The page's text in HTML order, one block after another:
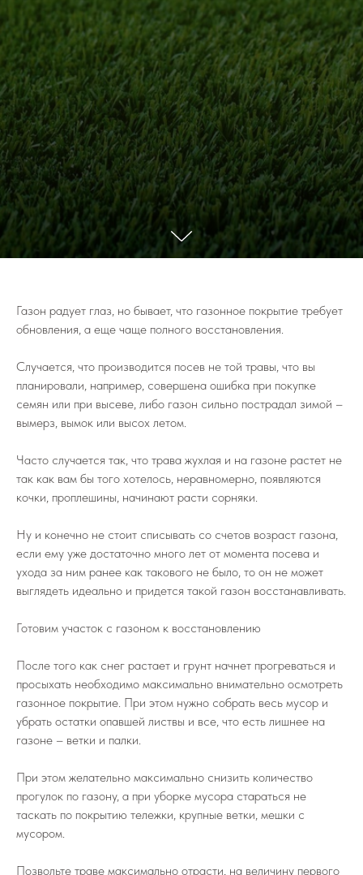
Газон радует глаз, но бывает, что газонное покрытие требует
обновления, а еще чаще полного восстановления.
Случается, что производится посев не той травы, что вы
планировали, например, совершена ошибка при покупке
семян или при высеве, либо газон сильно пострадал зимой –
вымерз, вымок или высох летом.
Часто случается так, что трава жухлая и на газоне растет не
так как вам бы того хотелось, неравномерно, появляются
кочки, проплешины, начинают расти сорняки.
Ну и конечно не стоит списывать со счетов возраст газона,
если ему уже достаточно много лет от момента посева и
ухода за ним ранее как такового не было, то он не может
выглядеть идеально и придется такой газон восстанавливать.
Готовим участок с газоном к восстановлению
После того как снег растает и грунт начнет прогреваться и
просыхать необходимо максимально внимательно осмотреть
газонное покрытие. При этом нужно собрать весь мусор и
убрать остатки опавшей листвы и все, что есть лишнее на
газоне – ветки и палки.
При этом желательно максимально снизить количество
прогулок по газону, а при уборке мусора стараться не
таскать по покрытию тележки, крупные ветки, мешки с
мусором.
Позвольте траве максимально отрасти, на величину первого